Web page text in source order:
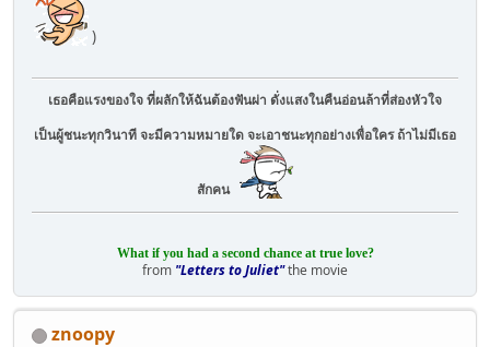
)
เธอคือแรงของใจ ที่ผลักให้ฉันต้องฟันผ่า ดั่งแสงในคืนอ่อนล้าที่ส่องหัวใจ
เป็นผู้ชนะทุกวินาที จะมีความหมายใด จะเอาชนะทุกอย่างเพื่อใคร ถ้าไม่มีเธอ
สักคน
What if you had a second chance at true love?
from "Letters to Juliet"the movie
znoopy